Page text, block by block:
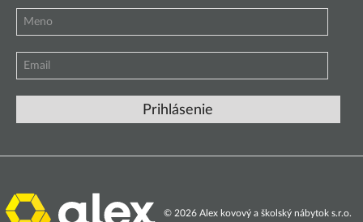
© 2026 Alex kovový a školský nábytok s.r.o.